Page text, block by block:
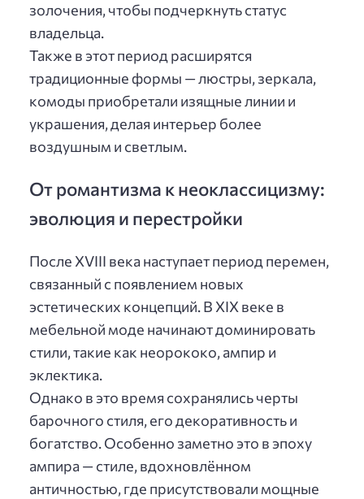
золочения, чтобы подчеркнуть статус
владельца.
Также в этот период расширятся
традиционные формы — люстры, зеркала,
комоды приобретали изящные линии и
украшения, делая интерьер более
воздушным и светлым.
От романтизма к неоклассицизму:
эволюция и перестройки
После XVIII века наступает период перемен,
связанный с появлением новых
эстетических концепций. В XIX веке в
мебельной моде начинают доминировать
стили, такие как неорококо, ампир и
эклектика.
Однако в это время сохранялись черты
барочного стиля, его декоративность и
богатство. Особенно заметно это в эпоху
ампира — стиле, вдохновлённом
античностью, где присутствовали мощные